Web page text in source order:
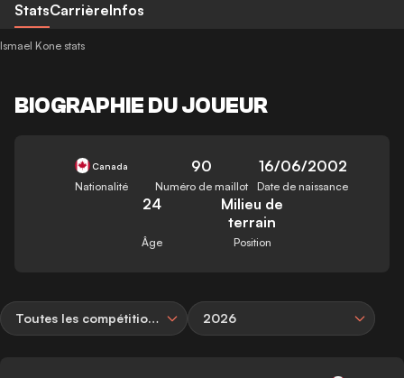
StatsCarrièreInfos
Ismael Kone stats
BIOGRAPHIE DU JOUEUR
Canada
Nationalité
90
Numéro de maillot
16/06/2002
Date de naissance
24
Âge
Milieu de
terrain
Position
Toutes les compétitions 2026